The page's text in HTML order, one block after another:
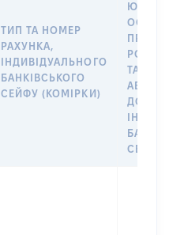
ТИП ТА НОМЕР
РАХУНКА,
ІНДИВІДУАЛЬНОГО
БАНКІВСЬКОГО
СЕЙФУ (КОМІРКИ)
ПРАВО
ТАКИМ
АБО
ДО
СЕЙФУ